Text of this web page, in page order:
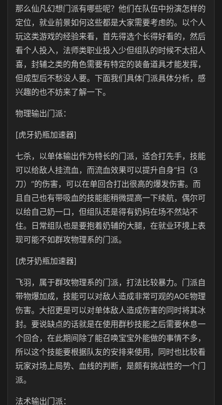
那么仙凡幻想门派有哪些呢？他们在队伍中扮演怎样的
定位，就业前景如何这些都是大家需要考虑的。以个人
玩这类游戏的经验来看，首先得选个长得好看的，然后
看个人投入，法师类职业投入少但组队的时候不太招人
喜，封辅之类的角色需要有特定的装备道具才能发挥，
但成型后不愁没人要。下面我们具体门派具体分析，感
兴趣的也不妨来了解一下。
物理输出门派：
[虎牙奶瓶加速器]
七杀，以单体输出作为特长的门派，适合打先手，技能
可以给敌人挂流血，而流血效果可以提升自身“扫（3
刀）”的伤害，可以在单回合打出很高的爆发伤害。而
且自己也有带吸血的技能能稍微提高一下续航，偶尔可
以给自己奶一口，但组队还是得有奶妈在场不然站不
住。日常组队也是要抱着奶辅的大腿，在就业环境上表
现可能不如群攻物理系的门派。
[虎牙奶瓶加速器]
飞羽，属于群攻物理系的门派，打法比较暴力。门派自
带物爆加成，技能可以对敌人造成非常可观的AOE物理
伤害。大招更是可以对单体敌人造成伤害的同时将其冰
封。要说缺点的话就是在使用群秒技能之后需要休息一
个回合，在此期间除了能召唤宝宝外能做的事情不多，
所以这个技能要根据队友的安排来使用，同时也比较看
玩家对场上局势、血线的判断，是颇有挑战性的一个门
派。
法术输出门派：